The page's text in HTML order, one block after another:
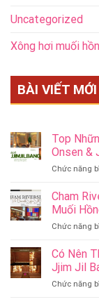
Uncategorized
Xông hơi muối
BÀI VIẾT MỚI
Top
Onsen &
Chức năng
Cham
Muối
Chức năng
Có Nên
Jjim Jil
Chức năng